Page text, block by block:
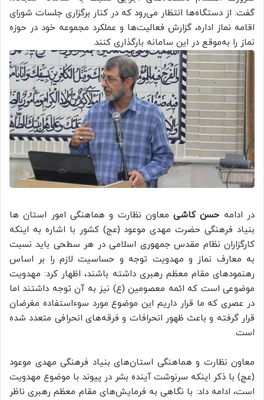
گفت: از دستگاه‌ها انتظار می‌رود که در کنار برگزاری جلسات شورای
اقامه نماز اداره، گزارش فعالیت‌ها و عملکرد مجموعه خود در حوزه
نماز را به‌موقع در این سامانه بارگذاری کنند.
در ادامه حسن کاشیمعاون نظارت و هماهنگی امور استان ها
بنیاد فرهنگی حضرت مهدی موعود (عج) کشور با اشاره به اینکه
کارگزاران نظام مقدس جمهوری اسلامی در هر سطحی باید نسبت
به معارف نماز و مهدویت توجه و حساسیت لازم را بر اساس
رهنمودهای مقام معظم رهبری داشته باشند، اظهار کرد: مهدویت
موضوعی است که ائمه معصومین (ع) نیز به آن توجه داشتند اما
در عصری که ما قرار داریم این موضوع مورد سوءاستفاده مغرضان
قرار گرفته و باعث ظهور انحرافات و فرقه‌های انحرافی متعدد شده
است.
معاون نظارت و هماهنگی استان‌های بنیاد فرهنگی مهدی موعود
(عج) با ذکر اینکه سرنوشت آینده بشر در پیوند با موضوع مهدویت
است، ادامه داد: با نگاهی به فرمایش‌های مقام معظم رهبری ناظر